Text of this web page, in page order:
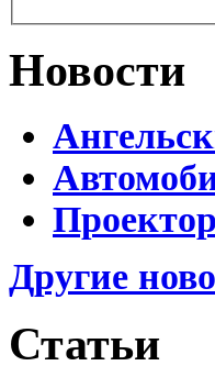
Новости
Другие
Статьи